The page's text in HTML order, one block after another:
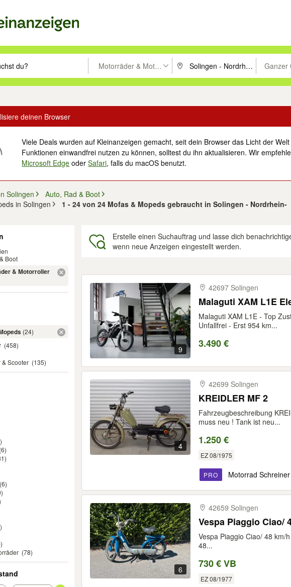
Eingabetaste drücken um zu suchen, oder Vorschläge mit den Pfeiltasten nach
Motorräder & MotorrollerPLZ oder Ort eingeben. Ganzer
Suche
deinen Browser
Viele Deals wurden auf Kleinanzeigen gemacht, seit dein Browser das Licht der
Funktionen einwandfrei nutzen zu können, solltest du ihn aktualisieren. Wir
Microsoft Edge oderSafari, falls du macOS benutzt.
Solingen
Auto, Rad & Boot
in Solingen
1 - 24 von 24 Mofas & Mopeds gebraucht in Solingen - Nordrhein-
Boot
& Motorroller
(24)
(458)
& Scooter (135)
(6)
(6)
(78)
Erstelle einen Suchauftrag und lasse dich
wenn neue Anzeigen eingestellt werden.
9
42697 Solingen
Malaguti XAM L1E
Malaguti XAM L1E - Top
Unfallfrei - Erst 954 km...
3.490 €
4
42699 Solingen
KREIDLER MF 2
Fahrzeugbeschreibung
muss neu ! Tank ist neu...
1.250 €
EZ 08/1975
PRO Motorrad Schreiner
6
42659 Solingen
Vespa Piaggio Ciao/
Vespa Piaggio Ciao/ 48 km/
48...
730 € VB
EZ 08/1977